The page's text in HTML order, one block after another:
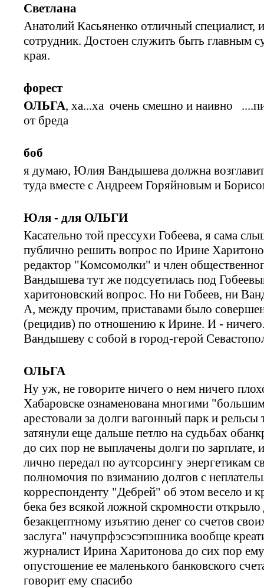
Светлана
Анатолий Касьяненко отличный специалист,
сотрудник. Достоен служить быть главным
края.
форест
ОЛЬГА, ха...ха очень смешно и наивно
от бреда
боб
я думаю, Юлия Вандышева должна
туда вместе с Андреем Горяйновым и
Юля - для ОЛЬГИ
Касательно той прессухи Гобеева, я сама
публично решить вопрос по Ирине
редактор "Комсомолки" и член
Вандышева тут же подсуетилась под
харитоновский вопрос. Но ни Гобеев, ни
А, между прочим, приставами было
(рецидив) по отношению к Ирине. И -
Вандышеву с собой в город-герой
ОЛЬГА
Ну уж, не говорите ничего о нем ничего
Хабаровске ознаменована многими
арестовали за долги вагонный парк и
затянули еще дальше петлю на судьбах
до сих пор не выплачены долги по зарплате,
лично передал по аутсорсингу энергетикам
полномочия по взиманию долгов с
корреспонденту "Дебрей" об этом весело и
бека без всякой ложной скромности
безакцептному изъятию денег со счетов
заслуга" начупрфэсэсэпэшника вообще
журналист Ирина Харитонова до сих пор ему
опустошение ее маленького банковского
говорит ему спасибо